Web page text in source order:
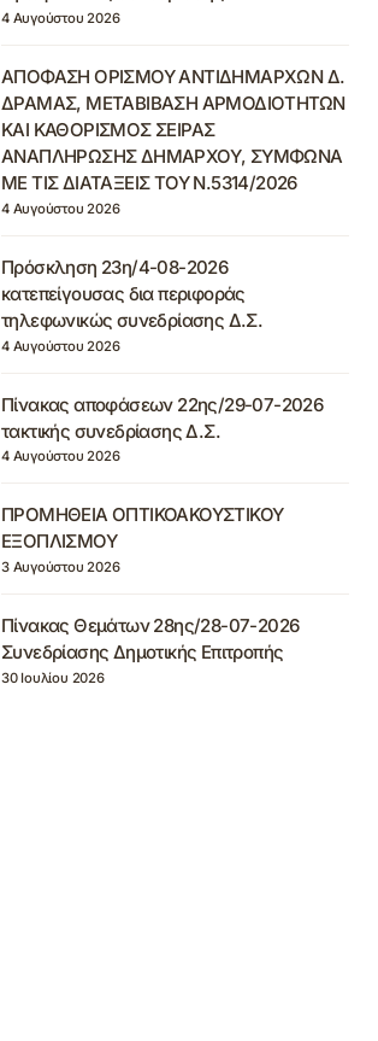
4 Αυγούστου 2026
ΑΠΟΦΑΣΗ ΟΡΙΣΜΟΥ ΑΝΤΙΔΗΜΑΡΧΩΝ Δ.
ΔΡΑΜΑΣ, ΜΕΤΑΒΙΒΑΣΗ ΑΡΜΟΔΙΟΤΗΤΩΝ
ΚΑΙ ΚΑΘΟΡΙΣΜΟΣ ΣΕΙΡΑΣ
ΑΝΑΠΛΗΡΩΣΗΣ ΔΗΜΑΡΧΟΥ, ΣΥΜΦΩΝΑ
ΜΕ ΤΙΣ ΔΙΑΤΑΞΕΙΣ ΤΟΥ Ν.5314/2026
4 Αυγούστου 2026
Πρόσκληση 23η/4-08-2026
κατεπείγουσας δια περιφοράς
τηλεφωνικώς συνεδρίασης Δ.Σ.
4 Αυγούστου 2026
Πίνακας αποφάσεων 22ης/29-07-2026
τακτικής συνεδρίασης Δ.Σ.
4 Αυγούστου 2026
ΠΡΟΜΗΘΕΙΑ ΟΠΤΙΚΟΑΚΟΥΣΤΙΚΟΥ
ΕΞΟΠΛΙΣΜΟΥ
3 Αυγούστου 2026
Πίνακας Θεμάτων 28ης/28-07-2026
Συνεδρίασης Δημοτικής Επιτροπής
30 Ιουλίου 2026